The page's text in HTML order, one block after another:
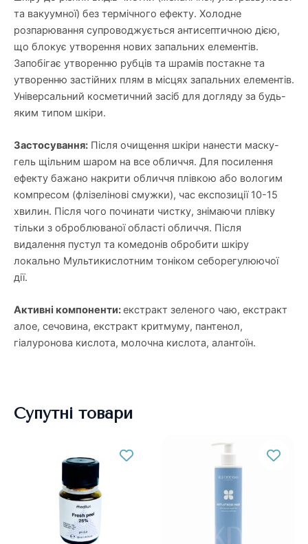
та вакуумної) без термічного ефекту. Холодне
розпарювання супроводжується антисептичною дією,
що блокує утворення нових запальних елементів.
Запобігає утворенню рубців та шрамів постакне та
утворенню застійних плям в місцях запальних елементів.
Універсальний косметичний засіб для догляду за будь-
яким типом шкіри.
Застосування: Після очищення шкіри нанести маску-
гель щільним шаром на все обличчя. Для посилення
ефекту бажано накрити обличчя плівкою або вологим
компресом (флізелінові смужки), час експозиції 10-15
хвилин. Після чого починати чистку, знімаючи плівку
тільки з оброблюваної області обличчя. Після
видалення пустул та комедонів обробити шкіру
локально Мультикислотним тоніком себорегулюючої
дії.
Активні компоненти:екстракт зеленого чаю, екстракт
алое, сечовина, екстракт критмуму, пантенол,
гіалуронова кислота, молочна кислота, алантоїн.
Супутні товари